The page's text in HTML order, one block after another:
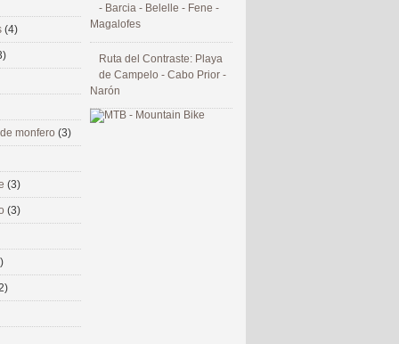
- Barcia - Belelle - Fene -
Magalofes
Ruta del Contraste: Playa
de Campelo - Cabo Prior -
Narón
(4)
monfero (3)
(3)
(3)